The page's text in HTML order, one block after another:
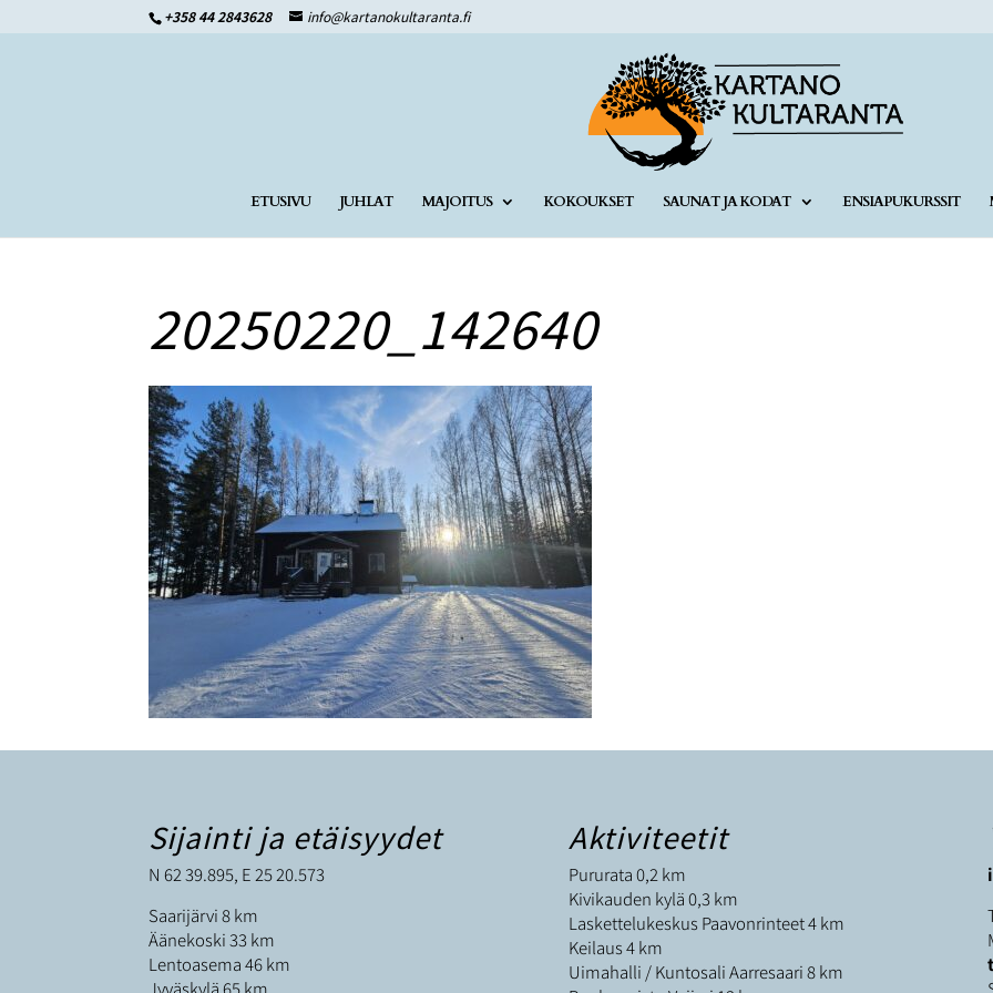
+358 44 2843628 info@kartanokultaranta.fi
ETUSIVU JUHLAT MAJOITUS KOKOUKSET SAUNAT JA KODAT ENSIAPUKURSSIT
20250220_142640
Sijainti ja etäisyydet
N 62 39.895, E 25 20.573
Saarijärvi 8 km
Äänekoski 33 km
Lentoasema 46 km
Jyväskylä 65 km
Aktiviteetit
Pururata 0,2 km
Kivikauden kylä 0,3 km
Laskettelukeskus Paavonrinteet 4 km
Keilaus 4 km
Uimahalli / Kuntosali Aarresaari 8 km